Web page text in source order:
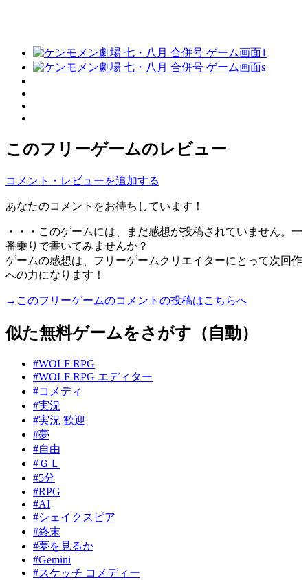
このフリーゲームのレビュー
コメント・レビューを追加する
あなたのコメントをお待ちしています！
・・・このゲームには、まだ感想が投稿されていません。一
番乗りで書いてみませんか？
ゲームの感想は、フリーゲームクリエイターにとって次回作
への力になります！
→このフリーゲームのコメントの投稿はこちらへ
似た無料ゲームをさがす（自動）
#WOLF RPG
#WOLF RPG エディター
#コメディ
#実況
#実況 歓迎
#夢
#自由
#ＧＬ
#5分
#RPG
#AI
#シェイクスピア
#終末
#夢を見るか
#Gemini
#スケッチ コメディー